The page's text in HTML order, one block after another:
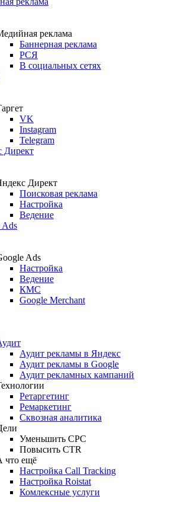
реклама
Баннерная реклама
РСЯ
В социальных сетях
VK
Instagram
Telegram
Директ
Директ
Поисковая реклама
Настройка
Ведение
Ads
Ads
Настройка
Ведение
КМС
Google Merchant
Аудит рекламы в Яндекс
Аудит рекламы в Google
Аудит рекламных кампаний
Ретаргетинг
Ремаркетинг
Сквозная аналитика
Уменьшить CPC
Повысить CTR
что ещё
Настройка Call Tracking
Настройка Roistat
Комлексные услуги